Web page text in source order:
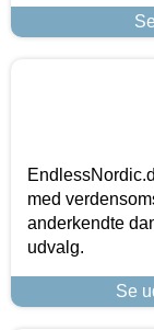
med
anderkendte
udvalg.
Se